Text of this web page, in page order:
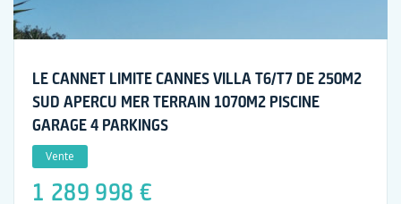
LE CANNET LIMITE CANNES VILLA T6/T7 DE 250M2
SUD APERCU MER TERRAIN 1070M2 PISCINE
GARAGE 4 PARKINGS
Vente
1 289 998 €